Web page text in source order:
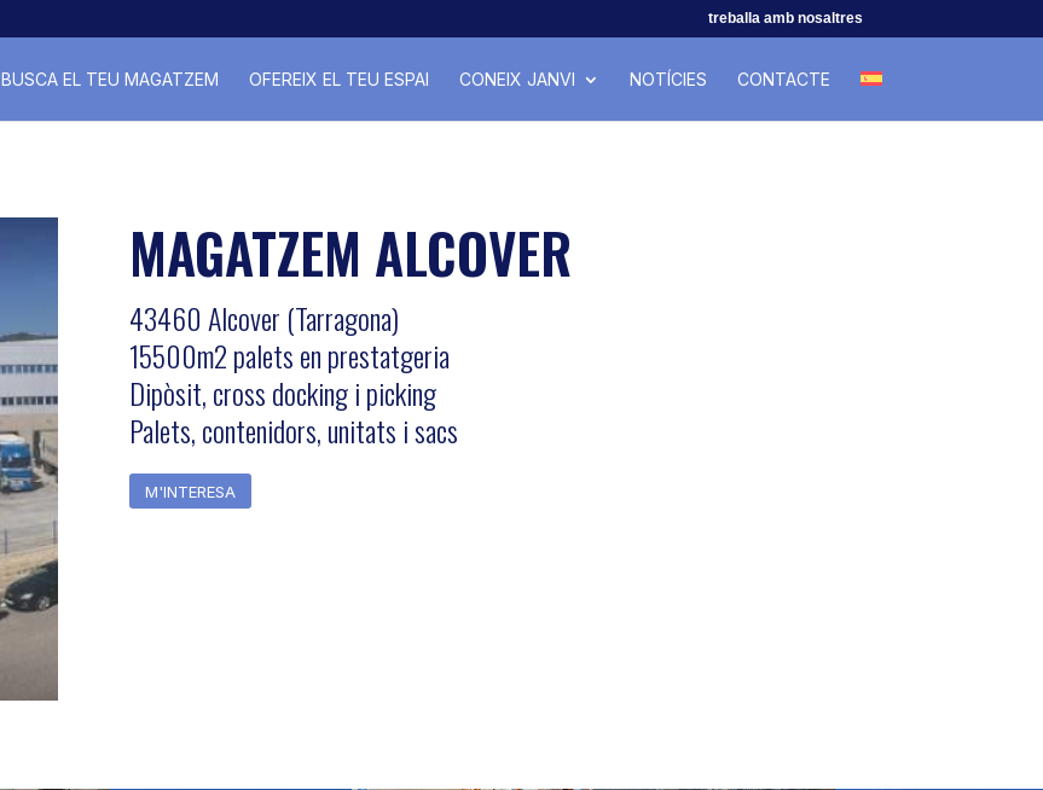
treballa amb nosaltres
BUSCA EL TEU MAGATZEM OFEREIX EL TEU ESPAI CONEIX JANVI NOTÍCIES CONTACTE
MAGATZEM ALCOVER
43460 Alcover (Tarragona)
15500m2 palets en prestatgeria
Dipòsit, cross docking i picking
Palets, contenidors, unitats i sacs
M'INTERESA